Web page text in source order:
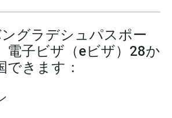
ングラデシュパスポー
電子ビザ（eビザ）28か
できます：